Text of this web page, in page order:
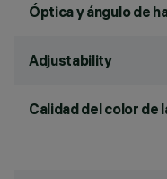
Óptica y ángulo de
Adjustability
Calidad del color de